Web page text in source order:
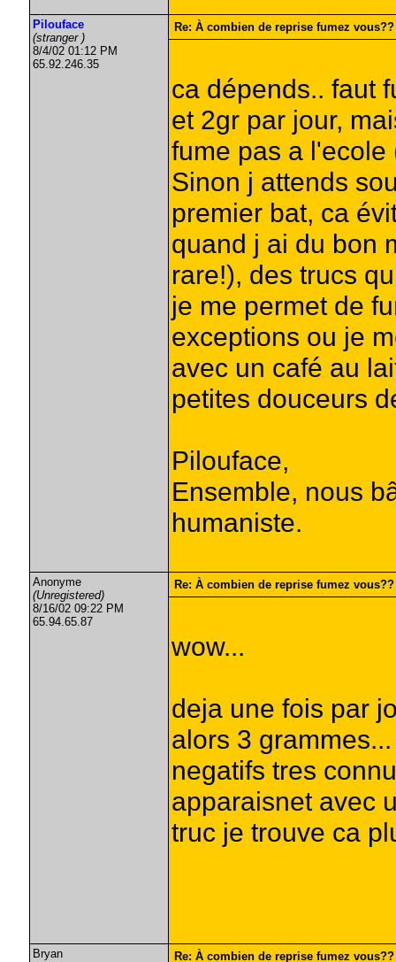
Pilouface
(stranger )
8/4/02 01:12 PM
65.92.246.35
Re: À combien de reprise fumez vous??
ca dépends.. faut
et 2gr par jour,
fume pas a
Sinon j attends
premier bat, ca
quand j ai du bon
rare!), des trucs
je me permet de
exceptions ou je
avec un café au
petites douceurs
Pilouface,
Ensemble, nous
humaniste.
Anonyme
(Unregistered)
8/16/02 09:22 PM
65.94.65.87
Re: À combien de reprise fumez vous??
wow...
deja une fois par
alors 3
negatifs tres
apparaisnet avec
truc je trouve ca
Bryan
Re: À combien de reprise fumez vous??